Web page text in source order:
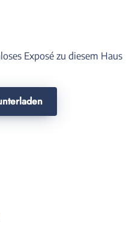
Exposé zu diesem Haus